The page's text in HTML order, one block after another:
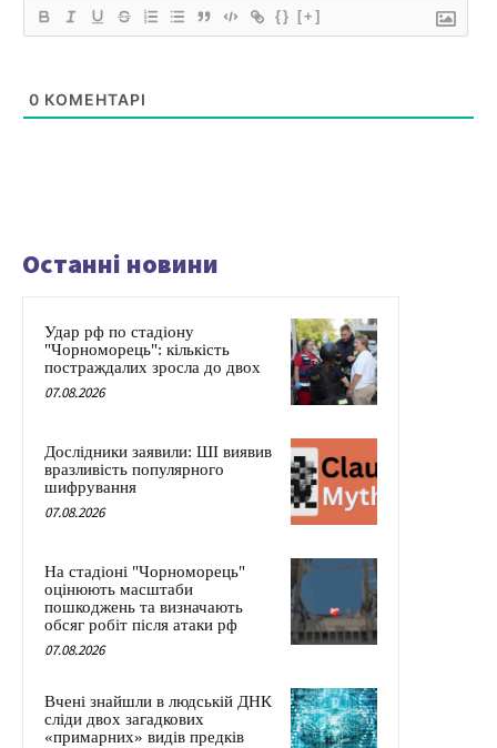
{} [+]
0 КОМЕНТАРІ
Останні новини
Удар рф по стадіону
"Чорноморець": кількість
постраждалих зросла до двох
07.08.2026
Дослідники заявили: ШІ виявив
вразливість популярного
шифрування
07.08.2026
На стадіоні "Чорноморець"
оцінюють масштаби
пошкоджень та визначають
обсяг робіт після атаки рф
07.08.2026
Вчені знайшли в людській ДНК
сліди двох загадкових
«примарних» видів предків